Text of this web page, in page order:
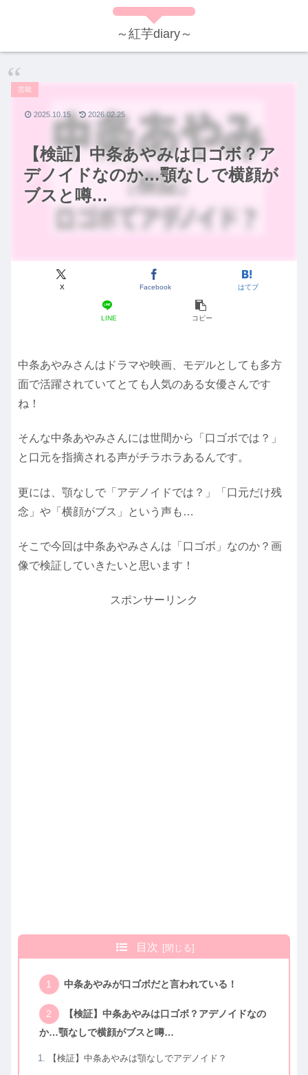
～紅芋diary～
【検証】中条あやみは口ゴボ？ア
デノイドなのか…顎なしで横顔が
ブスと噂…
芸能
X Facebook はてブ
LINE コピー
2025.10.15 2026.02.25
中条あやみさんはドラマや映画、モデルとしても多方
面で活躍されていてとても人気のある女優さんです
ね！
そんな中条あやみさんには世間から「口ゴボでは？」
と口元を指摘される声がチラホラあるんです。
更には、顎なしで「アデノイドでは？」「口元だけ残
念」や「横顔がブス」という声も…
そこで今回は中条あやみさんは「口ゴボ」なのか？画
像で検証していきたいと思います！
スポンサーリンク
目次
中条あやみが口ゴボだと言われている！
【検証】中条あやみは口ゴボ？アデノイドなの
か…顎なしで横顔がブスと噂…
【検証】中条あやみは顎なしでアデノイド？